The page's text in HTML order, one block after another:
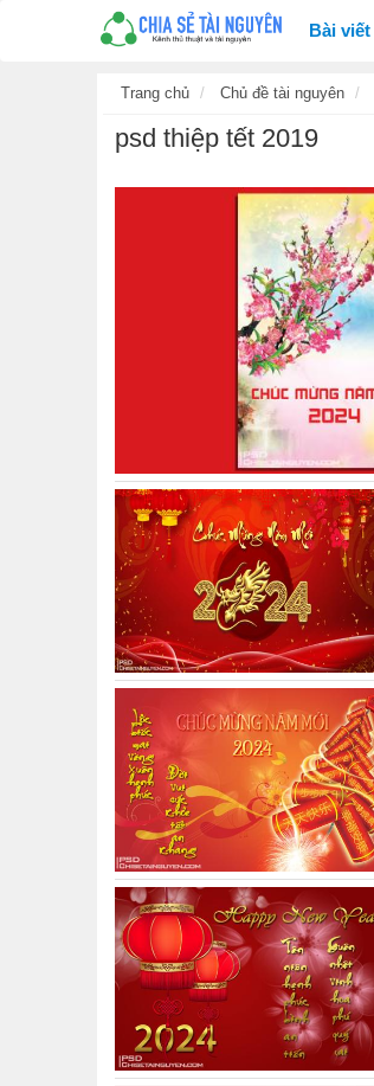
Bài viết
Trang chủ Chủ đề tài nguyên
psd thiệp tết 2019